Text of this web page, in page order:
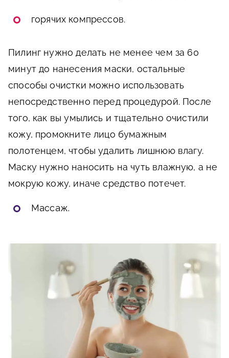
горячих компрессов.
Пилинг нужно делать не менее чем за 60
минут до нанесения маски, остальные
способы очистки можно использовать
непосредственно перед процедурой. После
того, как вы умылись и тщательно очистили
кожу, промокните лицо бумажным
полотенцем, чтобы удалить лишнюю влагу.
Маску нужно наносить на чуть влажную, а не
мокрую кожу, иначе средство потечет.
Массаж.